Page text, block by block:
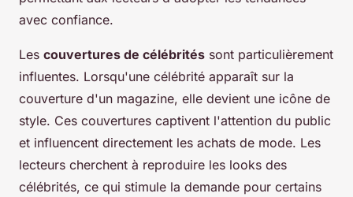
avec confiance.
Les couvertures de célébrités sont particulièrement
influentes. Lorsqu'une célébrité apparaît sur la
couverture d'un magazine, elle devient une icône de
style. Ces couvertures captivent l'attention du public
et influencent directement les achats de mode. Les
lecteurs cherchent à reproduire les looks des
célébrités, ce qui stimule la demande pour certains